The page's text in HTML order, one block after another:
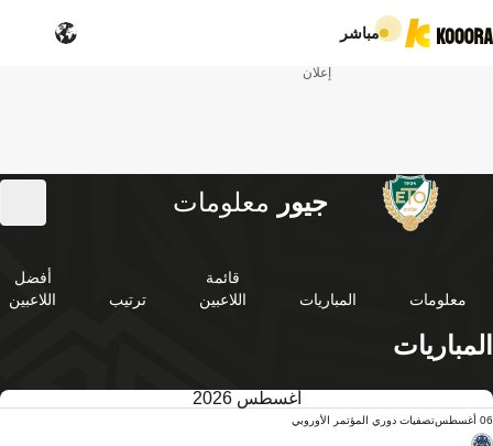
مباشر
إعلان
جيور معلومات
معلومات المباريات
قائمة
اللاعبين
ترتيب
أفضل
اللاعبين
المباريات
أغسطس 2026
06 أغسطس تصفيات دوري المؤتمر الأوروبي